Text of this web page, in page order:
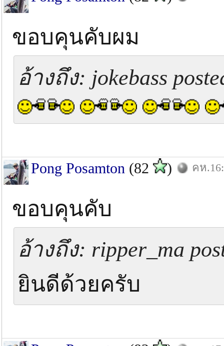
ขอบคุนคับผม
อ้างถึง: jokebass
Pong Posamton (82 ) คห
ขอบคุนคับ
อ้างถึง: ripper_ma
ยินดีด้วยครับ